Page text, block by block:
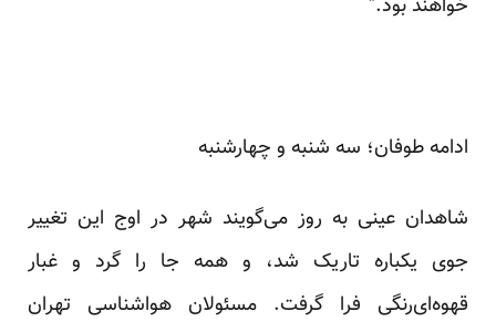
خواهند بود.”
ادامه طوفان؛ سه شنبه و چهارشنبه
شاهدان عینی به روز می‌گویند شهر در اوج این تغییر
جوی یکباره تاریک شد، و همه جا را گرد و غبار
قهوه‌ای‌رنگی فرا گرفت. مسئولان هواشناسی تهران